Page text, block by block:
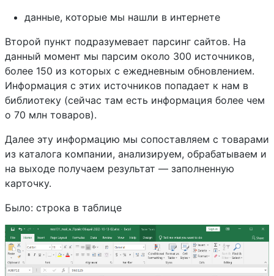
данные, которые мы нашли в интернете
Второй пункт подразумевает парсинг сайтов. На
данный момент мы парсим около 300 источников,
более 150 из которых с ежедневным обновлением.
Информация с этих источников попадает к нам в
библиотеку (сейчас там есть информация более чем
о 70 млн товаров).
Далее эту информацию мы сопоставляем с товарами
из каталога компании, анализируем, обрабатываем и
на выходе получаем результат — заполненную
карточку.
Было: строка в таблице